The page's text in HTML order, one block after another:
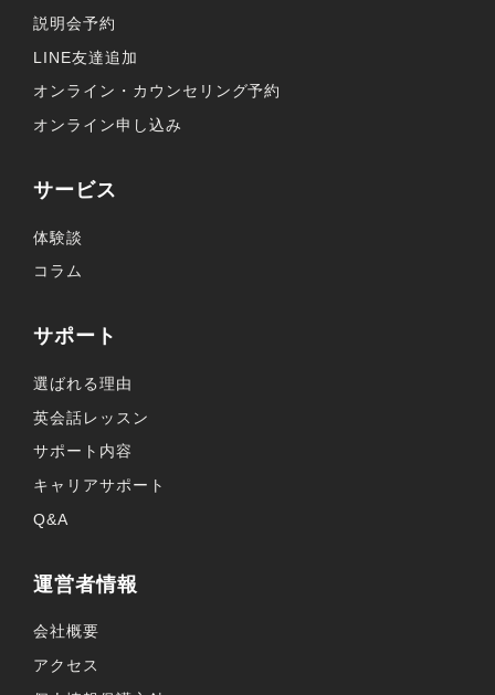
説明会予約
LINE友達追加
オンライン・カウンセリング予約
オンライン申し込み
サービス
体験談
コラム
サポート
選ばれる理由
英会話レッスン
サポート内容
キャリアサポート
Q&A
運営者情報
会社概要
アクセス